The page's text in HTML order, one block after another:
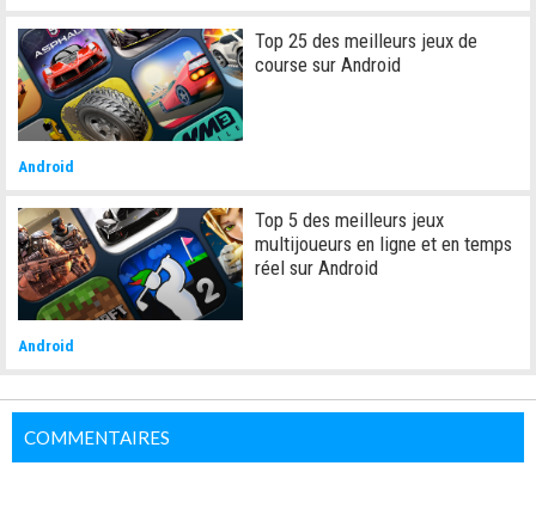
Top 25 des meilleurs jeux de
course sur Android
Android
Top 5 des meilleurs jeux
multijoueurs en ligne et en temps
réel sur Android
Android
COMMENTAIRES